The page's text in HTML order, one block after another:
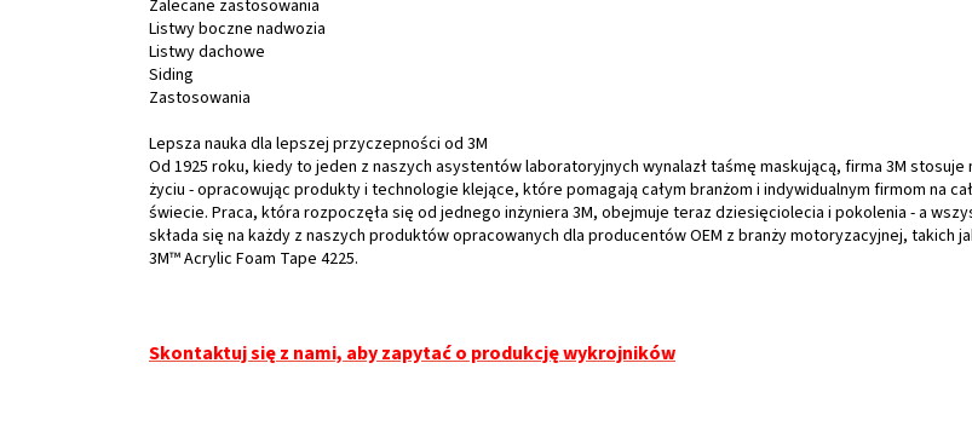
Zalecane zastosowania
Listwy boczne nadwozia
Listwy dachowe
Siding
Zastosowania
Lepsza nauka dla lepszej przyczepności od 3M
Od 1925 roku, kiedy to jeden z naszych asystentów laboratoryjnych wynalazł taśmę maskującą, firma 3M stosuje
życiu - opracowując produkty i technologie klejące, które pomagają całym branżom i indywidualnym firmom na
świecie. Praca, która rozpoczęła się od jednego inżyniera 3M, obejmuje teraz dziesięciolecia i pokolenia - a
składa się na każdy z naszych produktów opracowanych dla producentów OEM z branży motoryzacyjnej, takich
3M™ Acrylic Foam Tape 4225.
Skontaktuj się z nami, aby zapytać o produkcję wykrojników